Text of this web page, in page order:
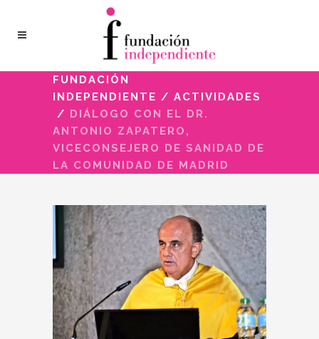
FUNDACIÓN
INDEPENDIENTE / ACTIVIDADES
/ DIÁLOGO CON EL DR.
ANTONIO ZAPATERO,
VICECONSEJERO DE SANIDAD DE
LA COMUNIDAD DE MADRID